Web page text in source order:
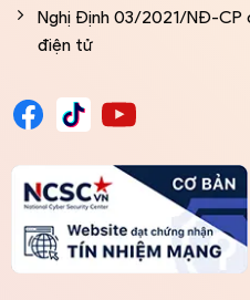
Nghị Định 03/2021/NĐ-CP
điện tử